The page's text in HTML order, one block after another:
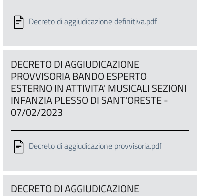
Decreto di aggiudicazione definitiva.pdf
DECRETO DI AGGIUDICAZIONE
PROVVISORIA BANDO ESPERTO
ESTERNO IN ATTIVITA' MUSICALI SEZIONI
INFANZIA PLESSO DI SANT'ORESTE -
07/02/2023
Decreto di aggiudicazione provvisoria.pdf
DECRETO DI AGGIUDICAZIONE